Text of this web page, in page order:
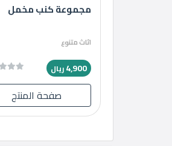
مجموعة كنب مخمل
اثاث متنوع
4,900ريال
صفحة المنتج